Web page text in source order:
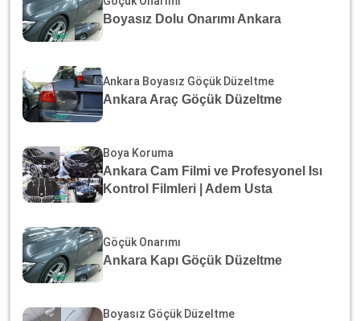
Boyasız Dolu Onarımı Ankara
Ankara Boyasız Göçük Düzeltme
Ankara Araç Göçük Düzeltme
Boya Koruma
Ankara Cam Filmi ve Profesyonel Isı
Kontrol Filmleri | Adem Usta
Göçük Onarımı
Ankara Kapı Göçük Düzeltme
Boyasız Göçük Düzeltme